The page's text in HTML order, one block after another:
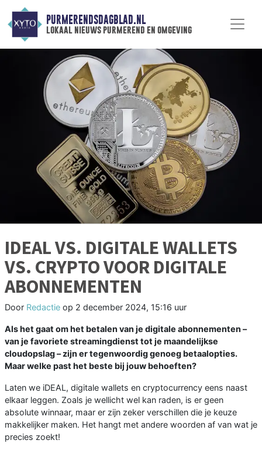
PURMERENDSDAGBLAD.NL
lokaal nieuws purmerend en omgeving
IDEAL VS. DIGITALE WALLETS
VS. CRYPTO VOOR DIGITALE
ABONNEMENTEN
Door Redactie op 2 december 2024, 15:16 uur
Als het gaat om het betalen van je digitale abonnementen –
van je favoriete streamingdienst tot je maandelijkse
cloudopslag – zijn er tegenwoordig genoeg betaalopties.
Maar welke past het beste bij jouw behoeften?
Laten we iDEAL, digitale wallets en cryptocurrency eens naast
elkaar leggen. Zoals je wellicht wel kan raden, is er geen
absolute winnaar, maar er zijn zeker verschillen die je keuze
makkelijker maken. Het hangt met andere woorden af van wat je
precies zoekt!